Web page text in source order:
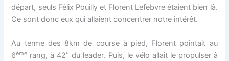
départ, seuls Félix Pouilly et Florent Lefebvre étaient bien là.
Ce sont donc eux qui allaient concentrer notre intérêt.
Au terme des 8km de course à pied, Florent pointait au
6ème rang, à 42’’ du leader. Puis, le vélo allait le propulser à